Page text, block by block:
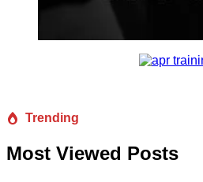
Trending
Most Viewed Posts